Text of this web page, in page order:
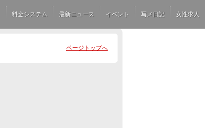
料金システム 最新ニュース イベント 写メ日記 女性求人
ページトップへ